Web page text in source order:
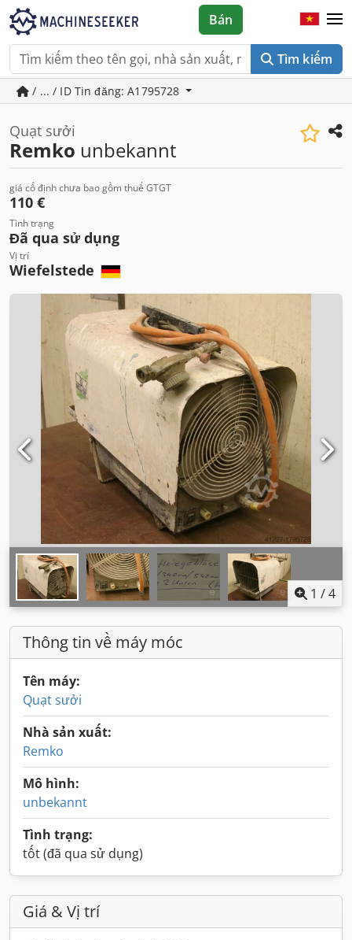
Tìm kiếm
Bán
/ ... / ID Tin đăng: A1795728
Quạt sưởi
Remko unbekannt
giá cố định chưa bao gồm thuế GTGT
110 €
Tình trạng
Đã qua sử dụng
Vị trí
Wiefelstede
1 /4
Thông tin về máy móc
Tên máy:
Quạt sưởi
Nhà sản xuất:
Remko
Mô hình:
unbekannt
Tình trạng:
tốt (đã qua sử dụng)
Giá & Vị trí